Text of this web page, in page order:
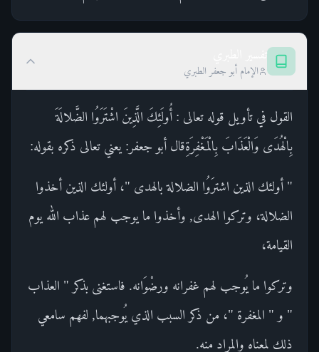
الإمام أبو جعفر الطبري
القول في تأويل قوله تعالى : أُولَئِكَ الَّذِينَ اشْتَرَوُا الضَّلالَةَ
بِالْهُدَى وَالْعَذَابَ بِالْمَغْفِرَةِقال أبو جعفر: يعني تعالى ذكره بقوله:
" أولئك الذين اشترَوُا الضلالة بالهدى "، أولئك الذين أخذوا
الضلالة، وتركوا الهدى, وأخذوا ما يوجب لهم عذاب الله يوم
القيامة،
وتركوا ما يُوجب لهم غفرانه ورضْوَانه. فاستغنى بذكر " العذاب
" و " المغفرة "، من ذكر السبب الذي يُوجبهما, لفهم سامعي
ذلك لمعناه والمراد منه.